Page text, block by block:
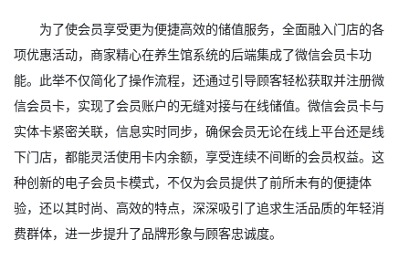
为了使会员享受更为便捷高效的储值服务，全面融入门店的各
项优惠活动，商家精心在养生馆系统的后端集成了微信会员卡功
能。此举不仅简化了操作流程，还通过引导顾客轻松获取并注册微
信会员卡，实现了会员账户的无缝对接与在线储值。微信会员卡与
实体卡紧密关联，信息实时同步，确保会员无论在线上平台还是线
下门店，都能灵活使用卡内余额，享受连续不间断的会员权益。这
种创新的电子会员卡模式，不仅为会员提供了前所未有的便捷体
验，还以其时尚、高效的特点，深深吸引了追求生活品质的年轻消
费群体，进一步提升了品牌形象与顾客忠诚度。